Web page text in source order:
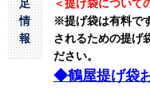
足
情
報
＜提げ袋について
※提げ袋は有料です
されるための提げ
ださい。
◆鶴屋提げ袋